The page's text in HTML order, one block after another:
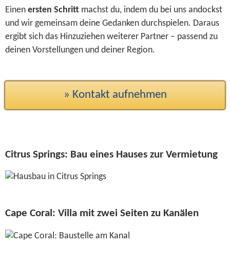
Einen ersten Schritt machst du, indem du bei uns andockst
und wir gemeinsam deine Gedanken durchspielen. Daraus
ergibt sich das Hinzuziehen weiterer Partner – passend zu
deinen Vorstellungen und deiner Region.
» Kontakt aufnehmen
Citrus Springs: Bau eines Hauses zur Vermietung
Cape Coral: Villa mit zwei Seiten zu Kanälen